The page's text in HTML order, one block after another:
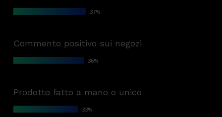
37%
Commento positivo sui negozi
36%
Prodotto fatto a mano o unico
33%